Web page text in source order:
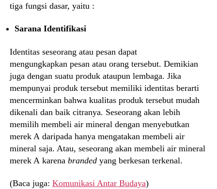
tiga fungsi dasar, yaitu :
Sarana Identifikasi
Identitas seseorang atau pesan dapat
mengungkapkan pesan atau orang tersebut. Demikian
juga dengan suatu produk ataupun lembaga. Jika
mempunyai produk tersebut memiliki identitas berarti
mencerminkan bahwa kualitas produk tersebut mudah
dikenali dan baik citranya. Seseorang akan lebih
memilih membeli air mineral dengan menyebutkan
merek A daripada hanya mengatakan membeli air
mineral saja. Atau, seseorang akan membeli air mineral
merek A karena branded yang berkesan terkenal.
(Baca juga: Komunikasi Antar Budaya)